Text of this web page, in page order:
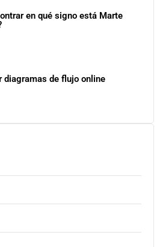
en qué signo está Marte
diagramas de flujo online